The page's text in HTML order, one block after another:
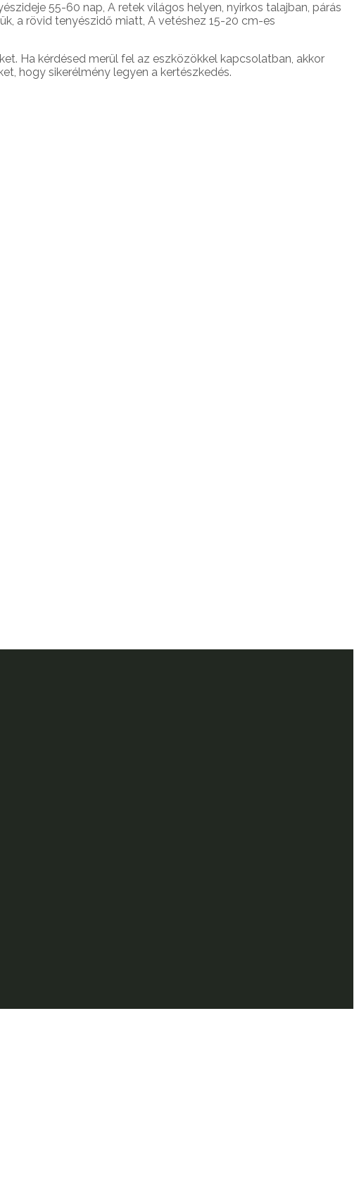
55-60 nap, A retek világos helyen, nyirkos talajban, párás
a rövid tenyészidő miatt, A vetéshez 15-20 cm-es
Ha kérdésed merül fel az eszközökkel kapcsolatban, akkor
hogy sikerélmény legyen a kertészkedés.